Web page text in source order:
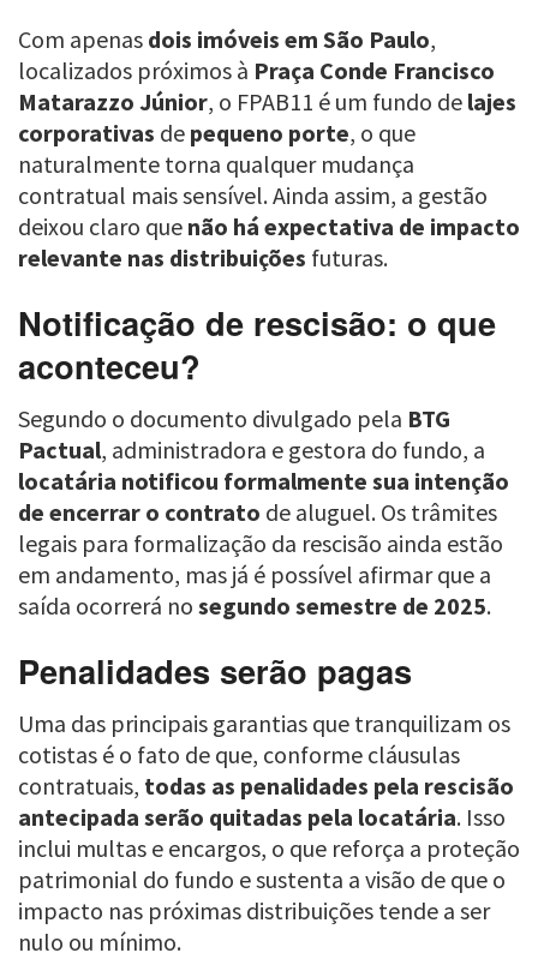
Com apenas dois imóveis em São Paulo,
localizados próximos à Praça Conde Francisco
Matarazzo Júnior, o FPAB11 é um fundo de lajes
corporativas de pequeno porte, o que
naturalmente torna qualquer mudança
contratual mais sensível. Ainda assim, a gestão
deixou claro que não há expectativa de impacto
relevante nas distribuições futuras.
Notificação de rescisão: o que
aconteceu?
Segundo o documento divulgado pela BTG
Pactual, administradora e gestora do fundo, a
locatária notificou formalmente sua intenção
de encerrar o contrato de aluguel. Os trâmites
legais para formalização da rescisão ainda estão
em andamento, mas já é possível afirmar que a
saída ocorrerá no segundo semestre de 2025.
Penalidades serão pagas
Uma das principais garantias que tranquilizam os
cotistas é o fato de que, conforme cláusulas
contratuais, todas as penalidades pela rescisão
antecipada serão quitadas pela locatária. Isso
inclui multas e encargos, o que reforça a proteção
patrimonial do fundo e sustenta a visão de que o
impacto nas próximas distribuições tende a ser
nulo ou mínimo.